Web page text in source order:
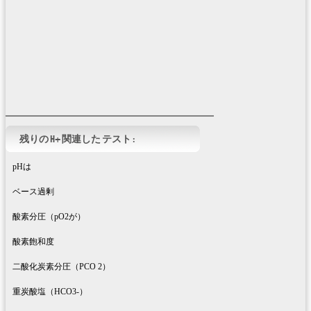
残りの H+ 関連した テスト :
pHは
ベース過剰
酸素分圧（pO2が）
酸素飽和度
二酸化炭素分圧（PCO 2）
重炭酸塩（HCO3-）